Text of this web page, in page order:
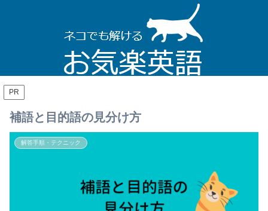
PR
補語と目的語の見分け方
解答手順・テクニック